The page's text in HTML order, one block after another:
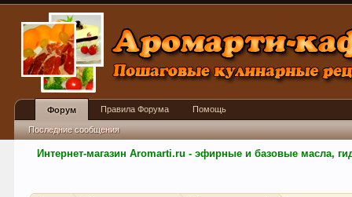
Интернет-магазин Aromarti.ru - эфирные и базовые масла,
Форум
Последние сообщения
Правила Форума Помощь